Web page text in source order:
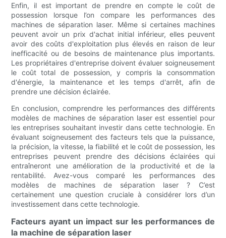
Enfin, il est important de prendre en compte le coût de
possession lorsque l’on compare les performances des
machines de séparation laser. Même si certaines machines
peuvent avoir un prix d'achat initial inférieur, elles peuvent
avoir des coûts d'exploitation plus élevés en raison de leur
inefficacité ou de besoins de maintenance plus importants.
Les propriétaires d'entreprise doivent évaluer soigneusement
le coût total de possession, y compris la consommation
d'énergie, la maintenance et les temps d'arrêt, afin de
prendre une décision éclairée.
En conclusion, comprendre les performances des différents
modèles de machines de séparation laser est essentiel pour
les entreprises souhaitant investir dans cette technologie. En
évaluant soigneusement des facteurs tels que la puissance,
la précision, la vitesse, la fiabilité et le coût de possession, les
entreprises peuvent prendre des décisions éclairées qui
entraîneront une amélioration de la productivité et de la
rentabilité. Avez-vous comparé les performances des
modèles de machines de séparation laser ? C’est
certainement une question cruciale à considérer lors d’un
investissement dans cette technologie.
Facteurs ayant un impact sur les performances de
la machine de séparation laser